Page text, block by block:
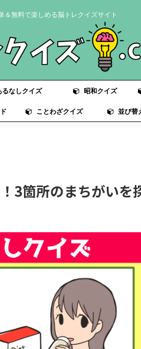
＆無料で楽しめる脳トレクイズサイト
るなしクイズ 昭和クイズ
ことわざクイズ 並び替
3箇所のまちがいを